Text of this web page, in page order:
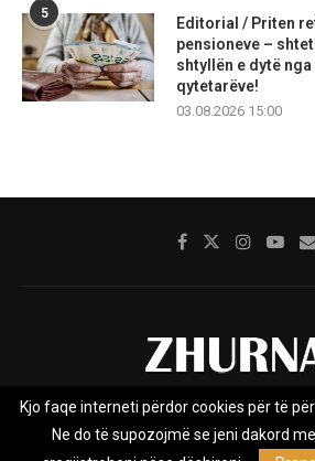
5
Editorial / Priten
pensioneve –
shtyllën e dytë
qytetarëve!
03.08.2026 15:00
Rreth nesh Impresumi
Privacy Policy
Kjo faqe interneti përdor cookies për të
Ne do të supozojmë se jeni dakord